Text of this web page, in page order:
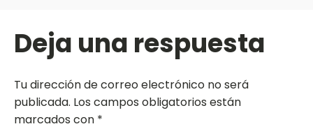
Deja una respuesta
Tu dirección de correo electrónico no será
publicada. Los campos obligatorios están
marcados con *